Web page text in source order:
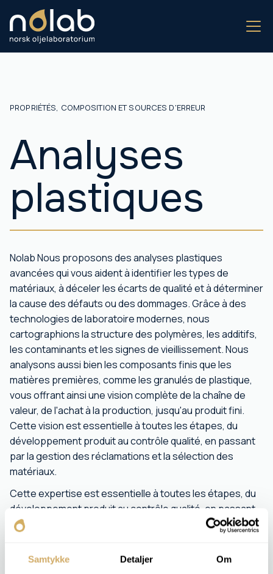
Samtykke Detaljer Om
PROPRIÉTÉS, COMPOSITION ET SOURCES D'ERREUR
Analyses
plastiques
Nolab Nous proposons des analyses plastiques
avancées qui vous aident à identifier les types de
matériaux, à déceler les écarts de qualité et à déterminer
la cause des défauts ou des dommages. Grâce à des
technologies de laboratoire modernes, nous
cartographions la structure des polymères, les additifs,
les contaminants et les signes de vieillissement. Nous
analysons aussi bien les composants finis que les
matières premières, comme les granulés de plastique,
vous offrant ainsi une vision complète de la chaîne de
valeur, de l'achat à la production, jusqu'au produit fini.
Cette vision est essentielle à toutes les étapes, du
développement produit au contrôle qualité, en passant
par la gestion des réclamations et la sélection des
matériaux.
Cette expertise est essentielle à toutes les étapes, du
développement produit au contrôle qualité, en passant
par la gestion des réclamations et le choix des
de l'industrie, de la production, de l'aquaculture et autres